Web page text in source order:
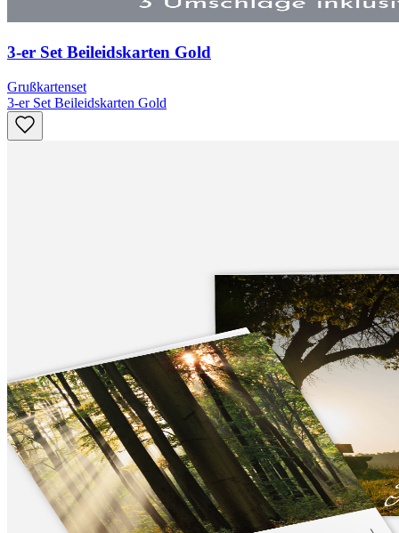
3-er Set Beileidskarten Gold
Grußkartenset
3-er Set Beileidskarten Gold